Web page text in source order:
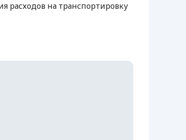
расходов на транспортировку